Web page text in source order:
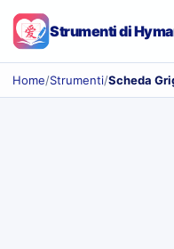
Strumenti di
Home/Strumenti/Scheda